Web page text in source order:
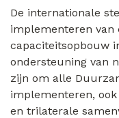
De internationale
implementeren van
capaciteitsopbouw
ondersteuning van
zijn om alle
implementeren,
en trilaterale